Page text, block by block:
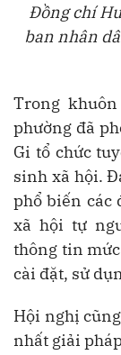
Đồng chí
ban nhân
Trong
phường đã
Gi tổ chức
sinh xã hội.
phổ biến các
xã hội tự
thông tin
cài đặt, sử
Hội nghị
nhất giải